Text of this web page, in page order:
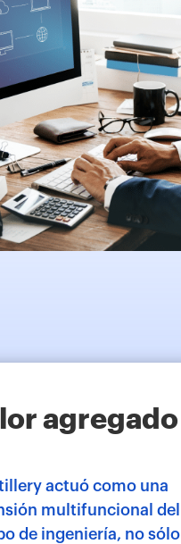
agregado
actuó como una
multifuncional del
de ingeniería, no sólo